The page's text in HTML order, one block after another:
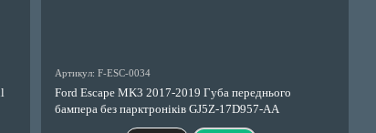
Артикул: F-ESC-0034
Ford Escape MK3 2017-2019 Губа переднього
бампера без парктроніків GJ5Z-17D957-AA